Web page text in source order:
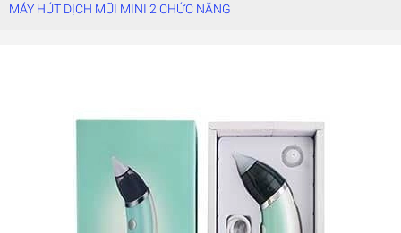
MÁY HÚT DỊCH MŨI MINI 2 CHỨC NĂNG